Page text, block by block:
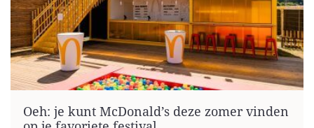
Oeh: je kunt McDonald’s deze zomer vinden